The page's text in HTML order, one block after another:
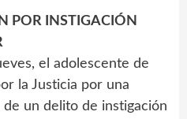
POR INSTIGACIÓN
el adolescente de
la Justicia por una
un delito de instigación